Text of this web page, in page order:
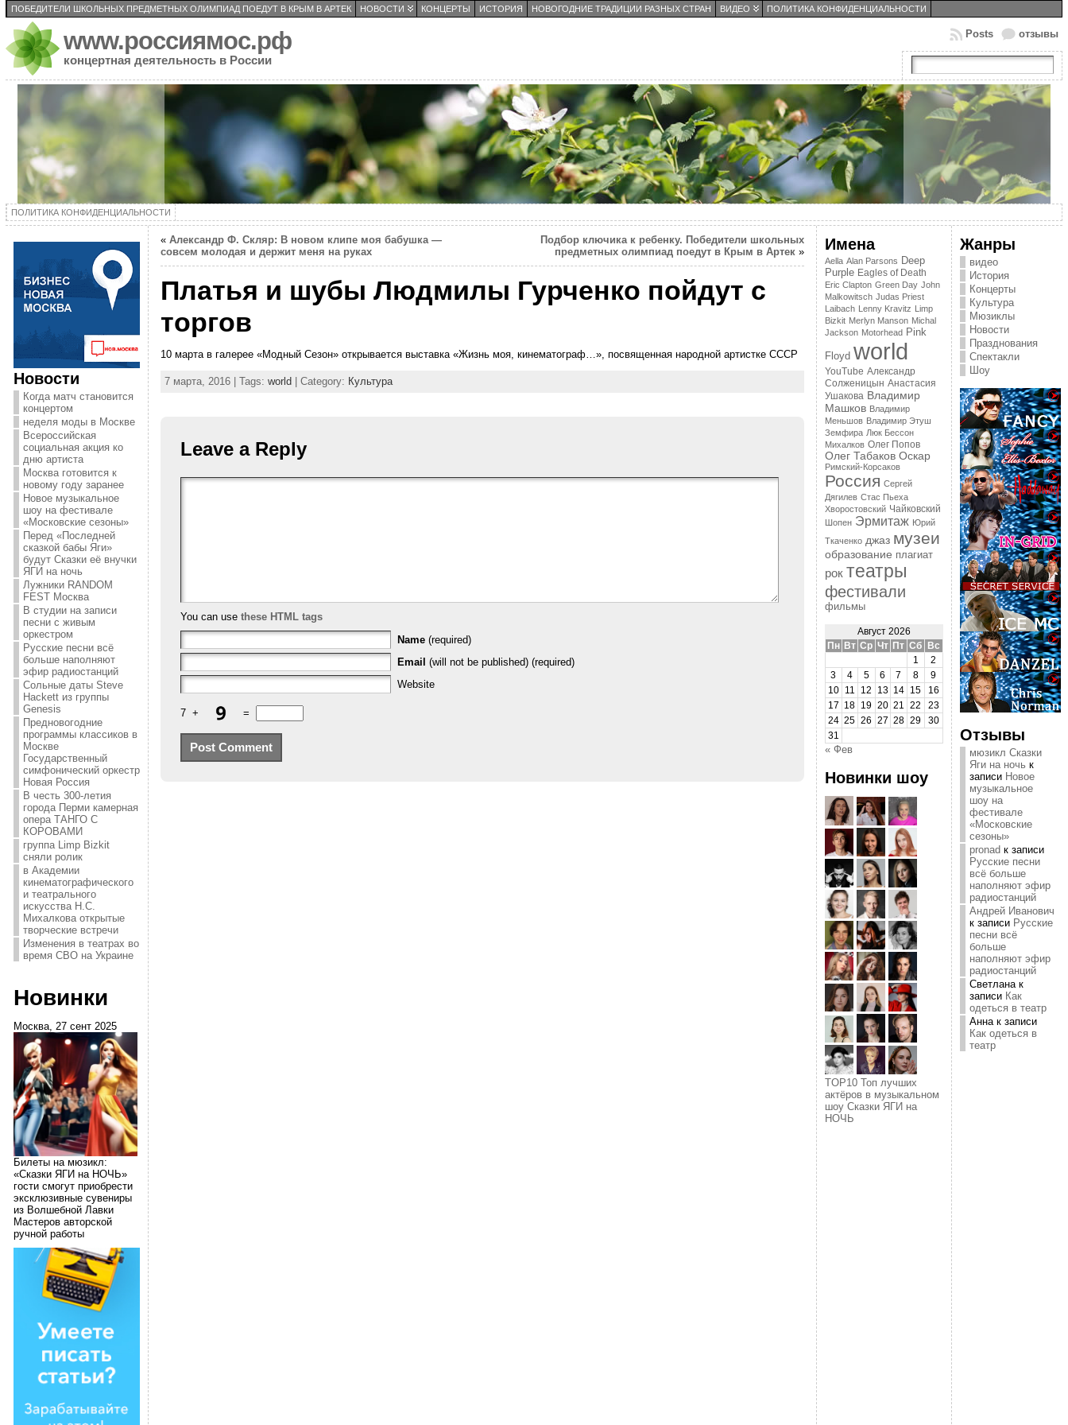
ПОБЕДИТЕЛИ ШКОЛЬНЫХ ПРЕДМЕТНЫХ ОЛИМПИАД ПОЕДУТ В КРЫМ В АРТЕК НОВОСТИ КОНЦЕРТЫ ИСТОРИЯ НОВОГОДНИЕ ТРАДИЦИИ РАЗНЫХ СТРАН ВИДЕО ПОЛИТИКА КОНФИДЕНЦИАЛЬНОСТИ
www.россиямос.рф
концертная деятельность в России
отзывы
Posts
ПОЛИТИКА КОНФИДЕНЦИАЛЬНОСТИ
Новости
Когда матч становится
концертом
неделя моды в Москве
Всероссийская
социальная акция ко
дню артиста
Москва готовится к
новому году заранее
Новое музыкальное
шоу на фестивале
«Московские сезоны»
Перед «Последней
сказкой бабы Яги»
будут Сказки её внучки
ЯГИ на ночь
Лужники RANDOM
FEST Москва
В студии на записи
песни с живым
оркестром
Русские песни всё
больше наполняют
эфир радиостанций
Сольные даты Steve
Hackett из группы
Genesis
Предновогодние
программы классиков в
Москве
Государственный
симфонический оркестр
Новая Россия
В честь 300-летия
города Перми камерная
опера ТАНГО С
КОРОВАМИ
группа Limp Bizkit
сняли ролик
в Академии
кинематографического
и театрального
искусства Н.С.
Михалкова открытые
творческие встречи
Изменения в театрах во
время СВО на Украине
Новинки
Москва, 27 сент 2025
Билеты на мюзикл:
«Сказки ЯГИ на НОЧЬ»
гости смогут приобрести
эксклюзивные сувениры
из Волшебной Лавки
Мастеров авторской
ручной работы
« Александр Ф. Скляр: В новом клипе моя бабушка —
совсем молодая и держит меня на руках
Подбор ключика к ребенку. Победители школьных
предметных олимпиад поедут в Крым в Артек»
Платья и шубы Людмилы Гурченко пойдут с
торгов
10 марта в галерее «Модный Сезон» открывается выставка «Жизнь моя, кинематограф…», посвященная народной артистке СССР
7 марта, 2016 | Tags: world| Category: Культура
Leave a Reply
You can use these HTML tags
Name (required)
Email (will not be published) (required)
Website
7 + =
Имена
Aella Alan Parsons Deep
Purple Eagles of Death
Eric Clapton Green Day John
Malkowitsch Judas Priest
Laibach Lenny Kravitz Limp
Bizkit Merlyn Manson Michal
Jackson Motorhead Pink
Floyd world
YouTube Александр
Солженицын Анастасия
Ушакова Владимир
Машков Владимир
Меньшов Владимир Этуш
Земфира Люк Бессон
Михалков Олег Попов
Олег Табаков Оскар
Римский-Корсаков
Россия Сергей
Дягилев Стас Пьеха
Хворостовский Чайковский
Шопен Эрмитаж Юрий
Ткаченко джаз музеи
образование плагиат
рок театры
фестивали
фильмы
Август 2026
Пн
Вт Ср Чт Пт Сб
Вс
1
2
3
4 5 6 7 8
9
10
11 12 13 14 15
16
17
18 19 20 21 22
23
24 25 26 27 28 29
30
31
« Фев
Новинки шоу
TOP10 Топ лучших
актёров в музыкальном
шоу Сказки ЯГИ на
НОЧЬ
Жанры
видео
История
Концерты
Культура
Мюзиклы
Новости
Празднования
Спектакли
Шоу
Отзывы
мюзикл Сказки
Яги на ночь к
записи Новое
музыкальное
шоу на
фестивале
«Московские
сезоны»
pronad к записи
Русские песни
всё больше
наполняют эфир
радиостанций
Андрей Иванович
к записи Русские
песни всё
больше
наполняют эфир
радиостанций
Светланак
записи Как
одеться в театр
Аннак записи
Как одеться в
театр